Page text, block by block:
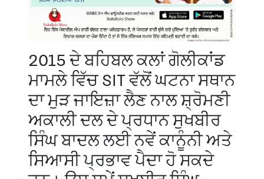
2015 ਦੇ ਬਹਿਬਲ ਕਲਾਂ ਗੋਲੀਕਾਂਡ
ਮਾਮਲੇ ਵਿੱਚ SIT ਵੱਲੋਂ ਘਟਨਾ ਸਥਾਨ
ਦਾ ਮੁੜ ਜਾਇਜ਼ਾ ਲੈਣ ਨਾਲ ਸ਼੍ਰੋਮਣੀ
ਅਕਾਲੀ ਦਲ ਦੇ ਪ੍ਰਧਾਨ ਸੁਖਬੀਰ
ਸਿੰਘ ਬਾਦਲ ਲਈ ਨਵੇਂ ਕਾਨੂੰਨੀ ਅਤੇ
ਸਿਆਸੀ ਪ੍ਰਭਾਵ ਪੈਦਾ ਹੋ ਸਕਦੇ